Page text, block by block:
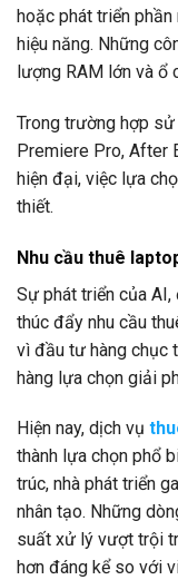
hoặc phát triển
hiệu năng. Những
lượng RAM lớn và ổ
Trong trường hợp sử
Premiere Pro, After
hiện đại, việc lựa
thiết.
Nhu cầu thuê
Sự phát triển của
thúc đẩy nhu cầu
vì đầu tư hàng chục
hàng lựa chọn giải
Hiện nay, dịch vụ
thành lựa chọn phổ
trúc, nhà phát triển
nhân tạo. Những
suất xử lý vượt trội
hơn đáng kể so với